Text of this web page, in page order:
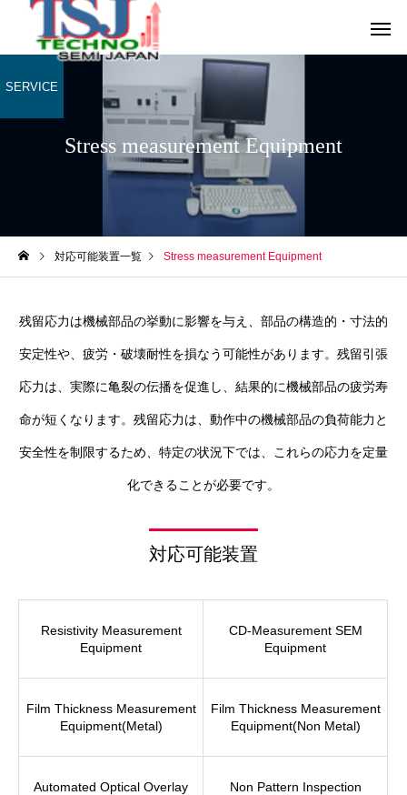
Stress measurement Equipment
SERVICE
対応可能装置一覧 Stress measurement Equipment
残留応力は機械部品の挙動に影響を与え、部品の構造的・寸法的
安定性や、疲労・破壊耐性を損なう可能性があります。残留引張
応力は、実際に亀裂の伝播を促進し、結果的に機械部品の疲労寿
命が短くなります。残留応力は、動作中の機械部品の負荷能力と
安全性を制限するため、特定の状況下では、これらの応力を定量
化できることが必要です。
対応可能装置
Resistivity Measurement
Equipment
CD-Measurement SEM
Equipment
Film Thickness Measurement
Equipment(Metal)
Film Thickness Measurement
Equipment(Non Metal)
Automated Optical Overlay
Non Pattern Inspection